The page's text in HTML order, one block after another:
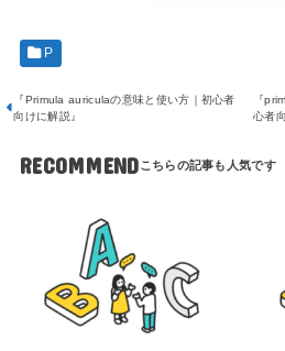
P
『Primula auriculaの意味と使い方｜初心者
向けに解説』
『
心者
RECOMMEND